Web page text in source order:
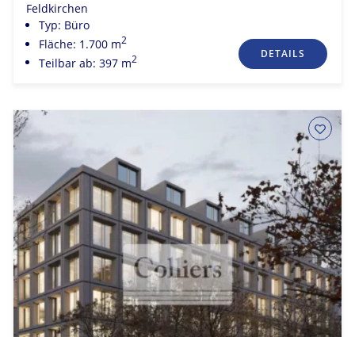
Feldkirchen
Typ: Büro
Fläche: 1.700 m2
Teilbar ab: 397 m2 DETAILS